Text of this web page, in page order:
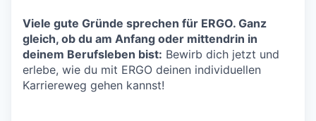
Viele gute Gründe sprechen für ERGO. Ganz
gleich, ob du am Anfang oder mittendrin in
deinem Berufsleben bist: Bewirb dich jetzt und
erlebe, wie du mit ERGO deinen individuellen
Karriereweg gehen kannst!